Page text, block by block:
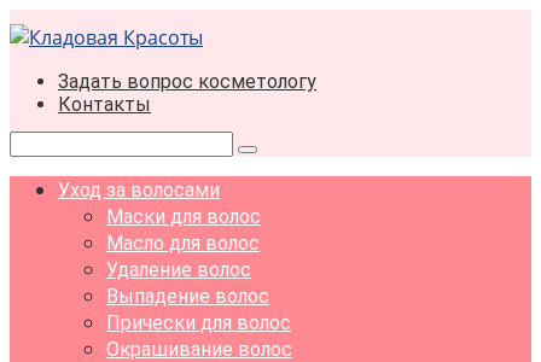
Перейти
к
контентуЗадать вопрос косметологу
Контакты
Поиск:
Уход за волосами
Маски для волос
Масло для волос
Удаление волос
Выпадение волос
Прически для волос
Окрашивание волос